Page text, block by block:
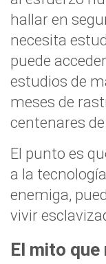
hallar en
necesita
puede
estudios de
meses de
centenares
El punto es
a la
enemiga,
vivir
El mito